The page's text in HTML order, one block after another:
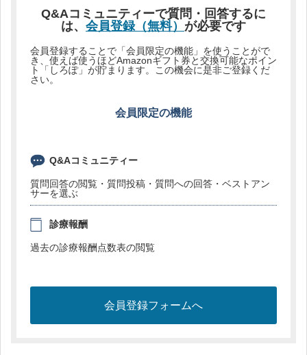
Q&Aコミュニティーで質問・回答するに
は、 会員登録（無料） が必要です
会員登録することで「会員限定の機能」を使うことがで
き、使えば使うほどAmazonギフト券と交換可能なポイン
ト「しろぽ」が貯まります。この機会に是非ご登録くだ
さい。
会員限定の機能
Q&Aコミュニティー
質問回答の閲覧・質問投稿・質問への回答・ベストアン
サーを選ぶ
診療報酬
過去の診療報酬点数表の閲覧
会員登録フォームへ